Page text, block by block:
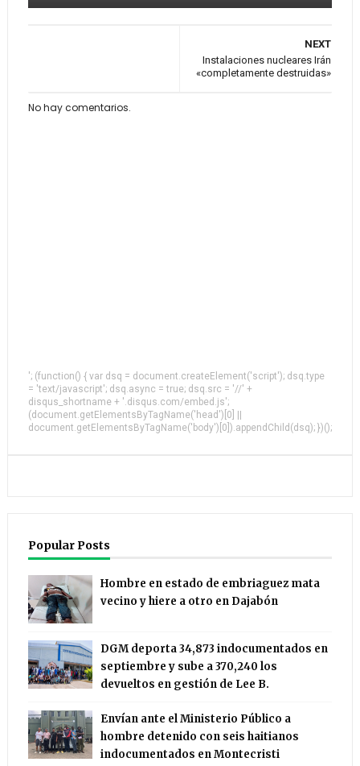
NEXT
Instalaciones nucleares Irán
«completamente destruidas»
No hay comentarios.
'; (function() { var dsq = document.createElement('script'); dsq.type
= 'text/javascript'; dsq.async = true; dsq.src = '//' +
disqus_shortname + '.disqus.com/embed.js';
(document.getElementsByTagName('head')[0] ||
document.getElementsByTagName('body')[0]).appendChild(dsq); })();
Popular Posts
Hombre en estado de embriaguez mata
vecino y hiere a otro en Dajabón
DGM deporta 34,873 indocumentados en
septiembre y sube a 370,240 los
devueltos en gestión de Lee B.
Envían ante el Ministerio Público a
hombre detenido con seis haitianos
indocumentados en Montecristi